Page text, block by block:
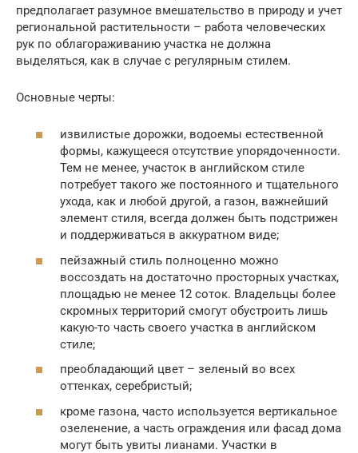
предполагает разумное вмешательство в природу и учет
региональной растительности – работа человеческих
рук по облагораживанию участка не должна
выделяться, как в случае с регулярным стилем.
Основные черты:
извилистые дорожки, водоемы естественной
формы, кажущееся отсутствие упорядоченности.
Тем не менее, участок в английском стиле
потребует такого же постоянного и тщательного
ухода, как и любой другой, а газон, важнейший
элемент стиля, всегда должен быть подстрижен
и поддерживаться в аккуратном виде;
пейзажный стиль полноценно можно
воссоздать на достаточно просторных участках,
площадью не менее 12 соток. Владельцы более
скромных территорий смогут обустроить лишь
какую-то часть своего участка в английском
стиле;
преобладающий цвет – зеленый во всех
оттенках, серебристый;
кроме газона, часто используется вертикальное
озеленение, а часть ограждения или фасад дома
могут быть увиты лианами. Участки в